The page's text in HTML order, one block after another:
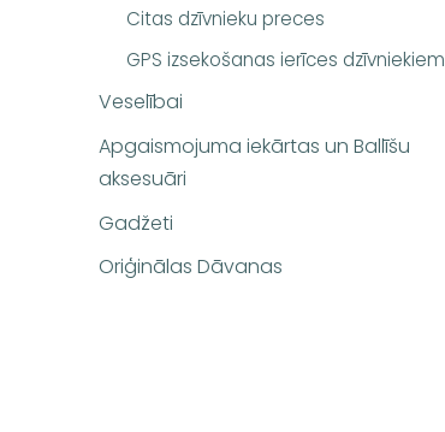
Citas dzīvnieku preces
GPS izsekošanas ierīces dzīvniekiem
Veselībai
Apgaismojuma iekārtas un Ballīšu
aksesuāri
Gadžeti
Oriģinālas Dāvanas